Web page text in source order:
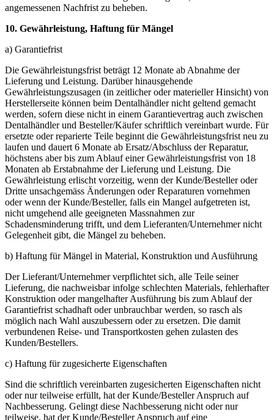
angemessenen Nachfrist zu beheben.
10. Gewährleistung, Haftung für Mängel
a) Garantiefrist
Die Gewährleistungsfrist beträgt 12 Monate ab Abnahme der
Lieferung und Leistung. Darüber hinausgehende
Gewährleistungszusagen (in zeitlicher oder materieller Hinsicht) von
Herstellerseite können beim Dentalhändler nicht geltend gemacht
werden, sofern diese nicht in einem Garantievertrag auch zwischen
Dentalhändler und Besteller/Käufer schriftlich vereinbart wurde. Für
ersetzte oder reparierte Teile beginnt die Gewährleistungsfrist neu zu
laufen und dauert 6 Monate ab Ersatz/Abschluss der Reparatur,
höchstens aber bis zum Ablauf einer Gewährleistungsfrist von 18
Monaten ab Erstabnahme der Lieferung und Leistung. Die
Gewährleistung erlischt vorzeitig, wenn der Kunde/Besteller oder
Dritte unsachgemäss Änderungen oder Reparaturen vornehmen
oder wenn der Kunde/Besteller, falls ein Mangel aufgetreten ist,
nicht umgehend alle geeigneten Massnahmen zur
Schadensminderung trifft, und dem Lieferanten/Unternehmer nicht
Gelegenheit gibt, die Mängel zu beheben.
b) Haftung für Mängel in Material, Konstruktion und Ausführung
Der Lieferant/Unternehmer verpflichtet sich, alle Teile seiner
Lieferung, die nachweisbar infolge schlechten Materials, fehlerhafter
Konstruktion oder mangelhafter Ausführung bis zum Ablauf der
Garantiefrist schadhaft oder unbrauchbar werden, so rasch als
möglich nach Wahl auszubessern oder zu ersetzen. Die damit
verbundenen Reise- und Transportkosten gehen zulasten des
Kunden/Bestellers.
c) Haftung für zugesicherte Eigenschaften
Sind die schriftlich vereinbarten zugesicherten Eigenschaften nicht
oder nur teilweise erfüllt, hat der Kunde/Besteller Anspruch auf
Nachbesserung. Gelingt diese Nachbesserung nicht oder nur
teilweise, hat der Kunde/Besteller Anspruch auf eine